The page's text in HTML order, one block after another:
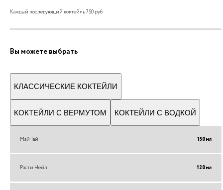
Каждый последующий коктейль 750 руб
Вы можете выбрать
КЛАССИЧЕСКИЕ КОКТЕЙЛИ
КОКТЕЙЛИ С ВЕРМУТОМ КОКТЕЙЛИ С ВОДКОЙ
Май Тай 150мл
Расти Нейл 120мл